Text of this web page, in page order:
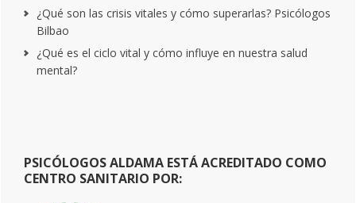
¿Qué son las crisis vitales y cómo superarlas? Psicólogos
Bilbao
¿Qué es el ciclo vital y cómo influye en nuestra salud
mental?
PSICÓLOGOS ALDAMA ESTÁ ACREDITADO COMO
CENTRO SANITARIO POR: